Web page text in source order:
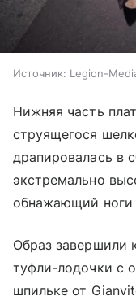
Источник: Legion-
Нижняя часть
струящегося
драпировалась в
экстремально
обнажающий ноги
Образ завершили
туфли-лодочки с
шпильке от